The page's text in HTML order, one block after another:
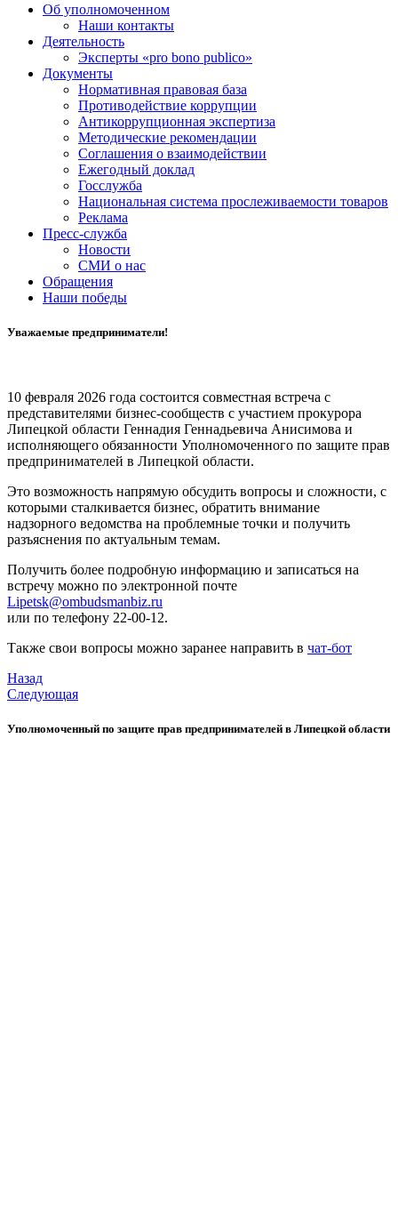
Об уполномоченном
Наши контакты
Деятельность
Эксперты «pro bono publico»
Документы
Нормативная правовая база
Противодействие коррупции
Антикоррупционная экспертиза
Методические рекомендации
Соглашения о взаимодействии
Ежегодный доклад
Госслужба
Национальная система прослеживаемости товаров
Реклама
Пресс-служба
Новости
СМИ о нас
Обращения
Наши победы
Уважаемые предприниматели!
10 февраля 2026 года состоится совместная встреча с
представителями бизнес-сообществ с участием прокурора
Липецкой области Геннадия Геннадьевича Анисимова и
исполняющего обязанности Уполномоченного по защите прав
предпринимателей в Липецкой области.
Это возможность напрямую обсудить вопросы и сложности, с
которыми сталкивается бизнес, обратить внимание
надзорного ведомства на проблемные точки и получить
разъяснения по актуальным темам.
Получить более подробную информацию и записаться на
встречу можно по электронной почте
Lipetsk@ombudsmanbiz.ru
или по телефону 22-00-12.
Также свои вопросы можно заранее направить в чат-бот
Назад
Следующая
Уполномоченный по защите прав предпринимателей в Липецкой области